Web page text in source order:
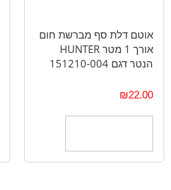
אוטם דלת סף מברשת חום
אורך 1 מטר HUNTER
הנטר דגם 151210-004
₪22.00